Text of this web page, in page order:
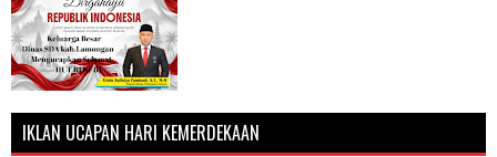
IKLAN UCAPAN HARI KEMERDEKAAN